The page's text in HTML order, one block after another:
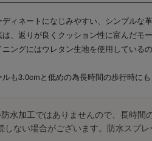
ディネートになじみやすい、シンプルな
は、返りが良くクッション性に富んだモ
ニングにはウレタン生地を使用している
ルも3.0cmと低めの為長時間の歩行時に
水加工ではありませんので、長時間
しない場合がございます。防水スプ